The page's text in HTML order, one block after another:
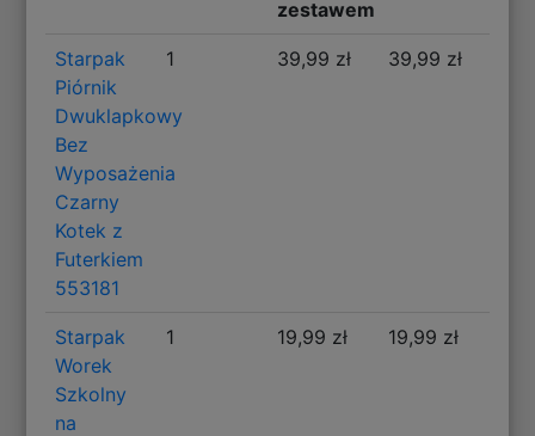
zestawem
Starpak
Piórnik
Dwuklapkowy
Bez
Wyposażenia
Czarny
Kotek z
Futerkiem
553181
1 39,99 zł 39,99 zł
Starpak
Worek
Szkolny
na
1 19,99 zł 19,99 zł